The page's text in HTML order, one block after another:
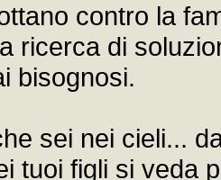
contro la
ricerca di
bisognosi.
sei nei cieli...
tuoi figli si veda